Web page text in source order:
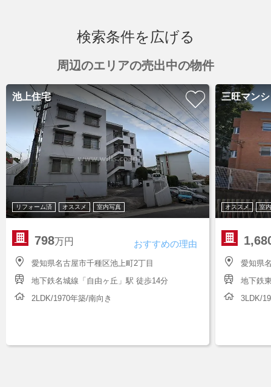
検索条件を広げる
周辺のエリアの売出中の物件
池上住宅
リフォーム済 オススメ 室内写真
798万円 おすすめの理由
愛知県名古屋市千種区池上町2丁目
地下鉄名城線「自由ヶ丘」駅 徒歩14分
2LDK/1970年築/南向き
三旺マン
オススメ 室
愛知県
地下鉄
3LDK/